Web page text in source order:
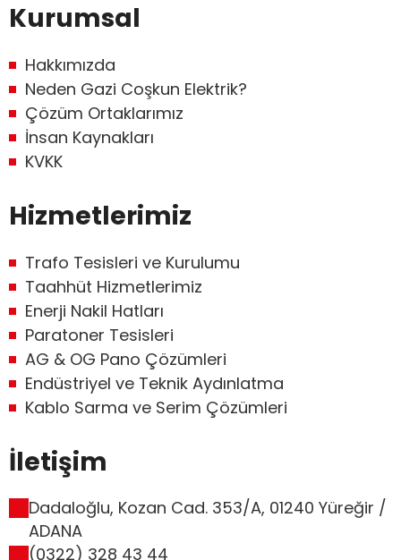
Kurumsal
Hakkımızda
Neden Gazi Coşkun Elektrik?
Çözüm Ortaklarımız
İnsan Kaynakları
KVKK
Hizmetlerimiz
Trafo Tesisleri ve Kurulumu
Taahhüt Hizmetlerimiz
Enerji Nakil Hatları
Paratoner Tesisleri
AG & OG Pano Çözümleri
Endüstriyel ve Teknik Aydınlatma
Kablo Sarma ve Serim Çözümleri
İletişim
Dadaloğlu, Kozan Cad. 353/A, 01240 Yüreğir /
ADANA
(0322) 328 43 44